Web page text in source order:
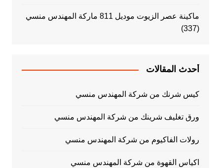
ماكينة عصر الزيوت موديل 811 ماركة المهندس منسي
(337)
أحدث المقالات
كيس شرنك من شركة المهندس منسي
ورق تغليف شرينك من شركة المهندس منسي
رولات الفاكيوم من شركة المهندس منسي
اكياس القهوة من شركة المهندس منسي